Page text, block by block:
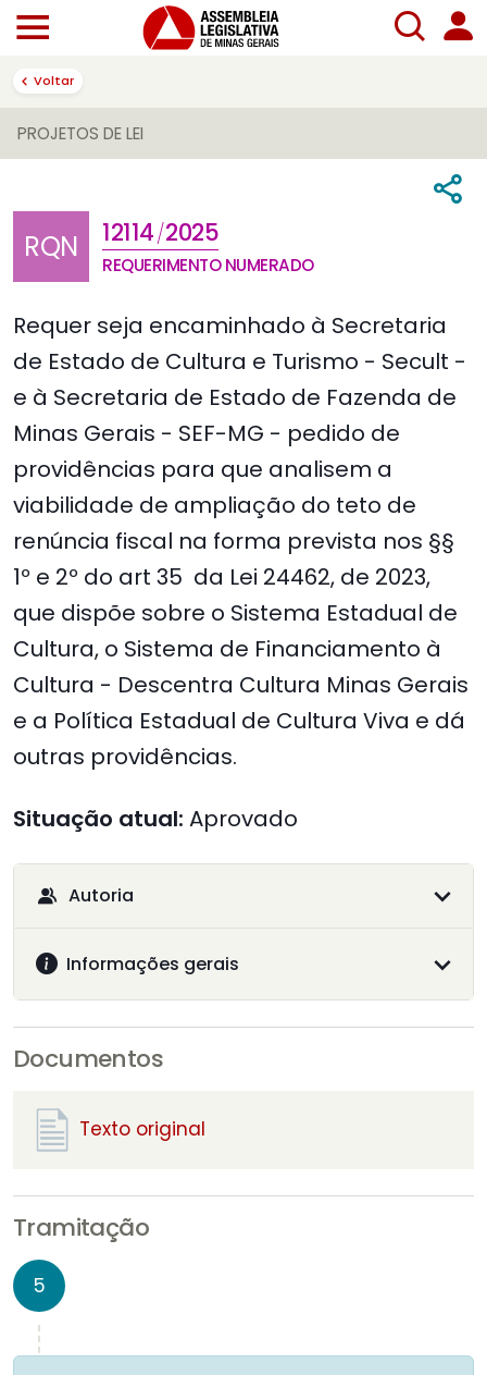
Voltar
PROJETOS DE LEI
RQN 12114/2025
REQUERIMENTO NUMERADO
Requer seja encaminhado à Secretaria
de Estado de Cultura e Turismo - Secult -
e à Secretaria de Estado de Fazenda de
Minas Gerais - SEF-MG - pedido de
providências para que analisem a
viabilidade de ampliação do teto de
renúncia fiscal na forma prevista nos §§
1º e 2º do art 35 da Lei 24462, de 2023,
que dispõe sobre o Sistema Estadual de
Cultura, o Sistema de Financiamento à
Cultura - Descentra Cultura Minas Gerais
e a Política Estadual de Cultura Viva e dá
outras providências.
Situação atual: Aprovado
Autoria
Informações gerais
Documentos
Texto original
Tramitação
5